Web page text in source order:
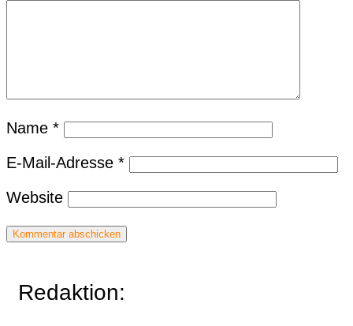
Name *
E-Mail-Adresse *
Website
Redaktion: